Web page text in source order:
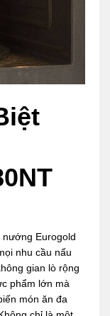
Eurogold
nhu cầu nấu
gian lò rộng
phẩm lớn mà
món ăn đa